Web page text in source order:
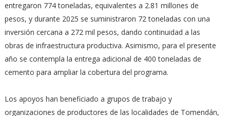
entregaron 774 toneladas, equivalentes a 2.81 millones de
pesos, y durante 2025 se suministraron 72 toneladas con una
inversión cercana a 272 mil pesos, dando continuidad a las
obras de infraestructura productiva. Asimismo, para el presente
año se contempla la entrega adicional de 400 toneladas de
cemento para ampliar la cobertura del programa.
Los apoyos han beneficiado a grupos de trabajo y
organizaciones de productores de las localidades de Tomendán,